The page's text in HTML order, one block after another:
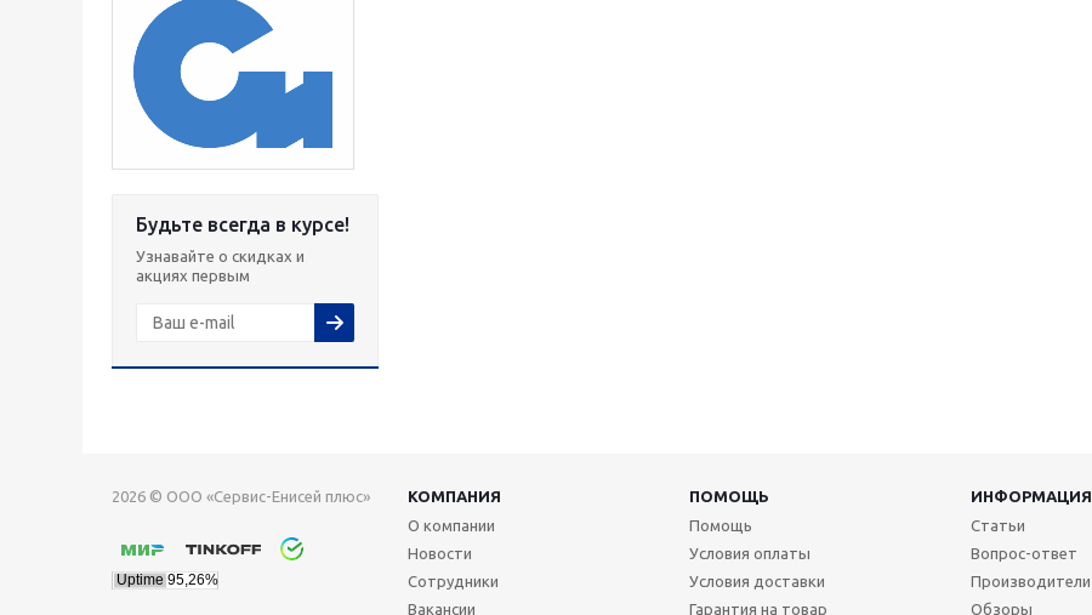
Будьте всегда в курсе!
Узнавайте о скидках и
акциях первым
2026 © ООО «Сервис-Енисей плюс» КОМПАНИЯ ПОМОЩЬ
ИНФОРМАЦИЯ
О компании
Новости
Сотрудники
Вакансии
Помощь
Условия оплаты
Условия доставки
Гарантия на товар
Статьи
Вопрос-ответ
Производители
Обзоры